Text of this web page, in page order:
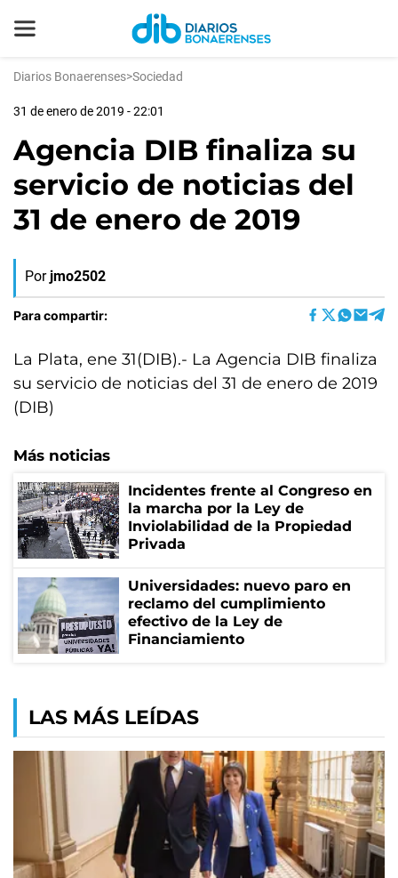
Diarios Bonaerenses>Sociedad
31 de enero de 2019 - 22:01
Agencia DIB finaliza su
servicio de noticias del
31 de enero de 2019
Por jmo2502
Para compartir:
La Plata, ene 31(DIB).- La Agencia DIB finaliza
su servicio de noticias del 31 de enero de 2019
(DIB)
Más noticias
Incidentes frente al Congreso en
la marcha por la Ley de
Inviolabilidad de la Propiedad
Privada
Universidades: nuevo paro en
reclamo del cumplimiento
efectivo de la Ley de
Financiamiento
LAS MÁS LEÍDAS